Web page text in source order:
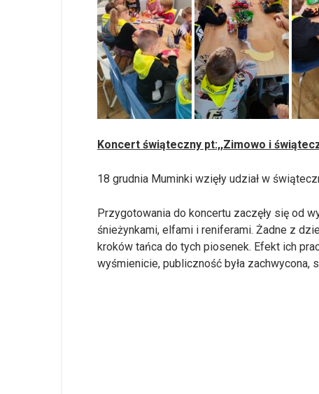
Koncert świąteczny pt:,,Zimowo i
18 grudnia Muminki wzięły udział w
Przygotowania do koncertu zaczęły się od
śnieżynkami, elfami i reniferami. Żadne z
kroków tańca do tych piosenek. Efekt ich
wyśmienicie, publiczność była zachwycona,